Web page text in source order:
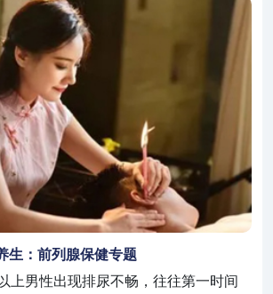
生：前列腺保健专题
上男性出现排尿不畅，往往第一时间